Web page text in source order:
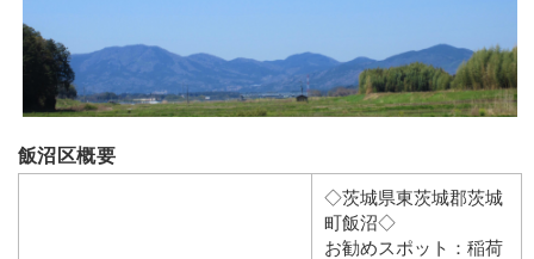
飯沼区概要
◇茨城県東茨城郡茨城
町飯沼◇
お勧めスポット：稲荷